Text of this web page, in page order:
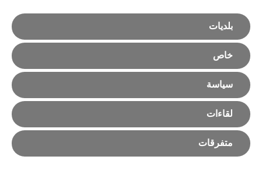
بلديات
خاص
سياسة
لقاءات
متفرقات